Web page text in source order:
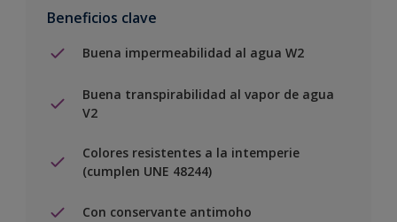
Beneficios clave
Buena impermeabilidad al agua W2
Buena transpirabilidad al vapor de agua
V2
Colores resistentes a la intemperie
(cumplen UNE 48244)
Con conservante antimoho